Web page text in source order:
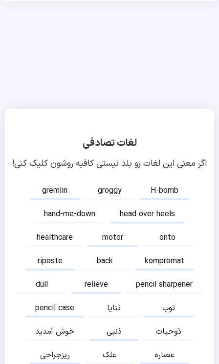
لغات تصادفی
اگر معنی این لغات رو بلد نیستی کافیه روشون کلیک کنی!
gremlin groggy
H-bomb
hand-me-down
head over heels
healthcare
motor
onto
riposte
back
kompromat
dull
relieve
pencil sharpener
pencil case
ثنایا
ثوب
خوش آمدید
ذنبی
ذوحیات
ریزجراحی
علک
عصاره